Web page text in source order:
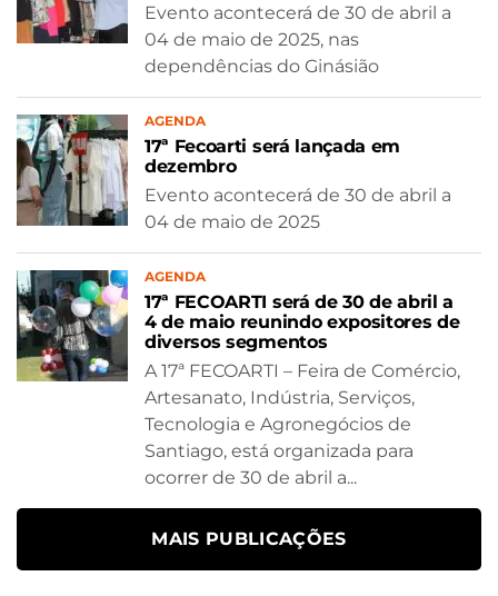
Evento acontecerá de 30 de abril a
04 de maio de 2025, nas
dependências do Ginásião
AGENDA
17ª Fecoarti será lançada em
dezembro
Evento acontecerá de 30 de abril a
04 de maio de 2025
AGENDA
17ª FECOARTI será de 30 de abril a
4 de maio reunindo expositores de
diversos segmentos
A 17ª FECOARTI – Feira de Comércio,
Artesanato, Indústria, Serviços,
Tecnologia e Agronegócios de
Santiago, está organizada para
ocorrer de 30 de abril a...
MAIS PUBLICAÇÕES